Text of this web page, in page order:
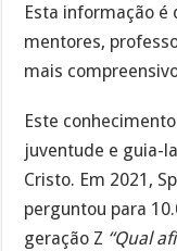
Esta informação é
mentores,
mais
Este
juventude e guia-
Cristo. Em 2021,
perguntou para
geração Z “Qual